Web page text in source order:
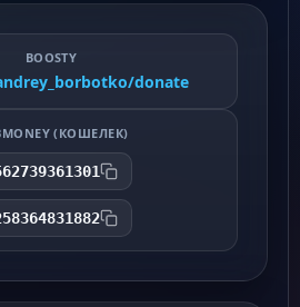
BOOSTY
donate
(КОШЕЛЕК)